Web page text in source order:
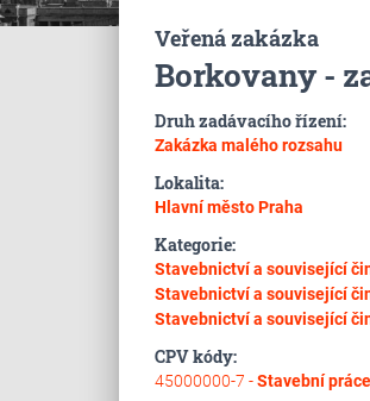
Veřená zakázka
Borkovany -
Druh zadávacího řízení:
Zakázka malého rozsahu
Lokalita:
Hlavní město Praha
Kategorie:
Stavebnictví a související
Stavebnictví a související
Stavebnictví a související
CPV kódy:
45000000-7 -Stavební práce